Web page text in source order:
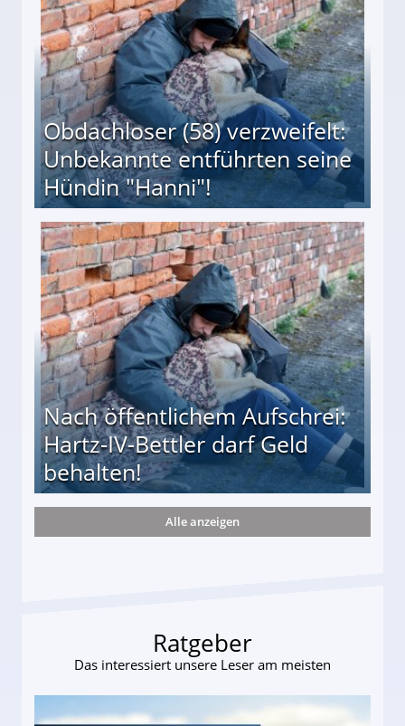
Obdachloser (58) verzweifelt:
Unbekannte entführten seine
Hündin "Hanni"!
entführten seine Hündin "Hanni"!
Nach öffentlichem Aufschrei:
Hartz-IV-Bettler darf Geld
behalten!
darf Geld behalten!
Alle anzeigen
Ratgeber
Das interessiert unsere Leser am meisten